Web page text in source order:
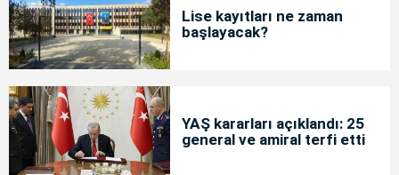
Lise kayıtları ne zaman
başlayacak?
YAŞ kararları açıklandı: 25
general ve amiral terfi etti